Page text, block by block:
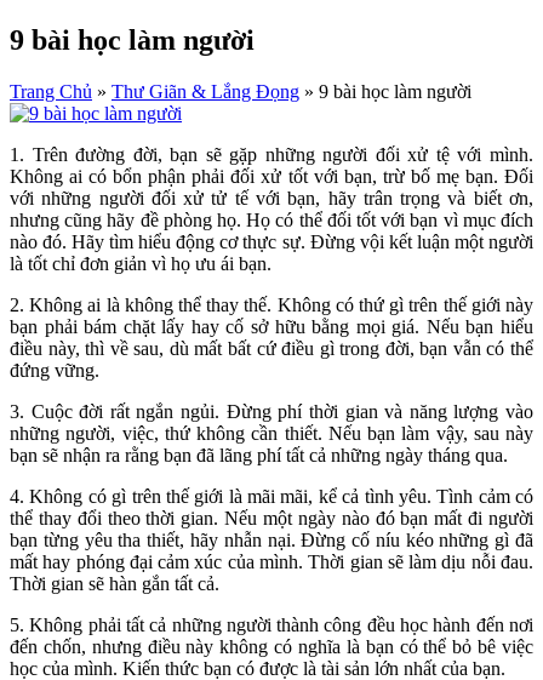
9 bài học làm người
Trang Chủ » Thư Giãn & Lắng Đọng » 9 bài học làm người
1. Trên đường đời, bạn sẽ gặp những người đối xử tệ với mình.
Không ai có bổn phận phải đối xử tốt với bạn, trừ bố mẹ bạn. Đối
với những người đối xử tử tế với bạn, hãy trân trọng và biết ơn,
nhưng cũng hãy đề phòng họ. Họ có thể đối tốt với bạn vì mục đích
nào đó. Hãy tìm hiểu động cơ thực sự. Đừng vội kết luận một người
là tốt chỉ đơn giản vì họ ưu ái bạn.
2. Không ai là không thể thay thế. Không có thứ gì trên thế giới này
bạn phải bám chặt lấy hay cố sở hữu bằng mọi giá. Nếu bạn hiểu
điều này, thì về sau, dù mất bất cứ điều gì trong đời, bạn vẫn có thể
đứng vững.
3. Cuộc đời rất ngắn ngủi. Đừng phí thời gian và năng lượng vào
những người, việc, thứ không cần thiết. Nếu bạn làm vậy, sau này
bạn sẽ nhận ra rằng bạn đã lãng phí tất cả những ngày tháng qua.
4. Không có gì trên thế giới là mãi mãi, kể cả tình yêu. Tình cảm có
thể thay đổi theo thời gian. Nếu một ngày nào đó bạn mất đi người
bạn từng yêu tha thiết, hãy nhẫn nại. Đừng cố níu kéo những gì đã
mất hay phóng đại cảm xúc của mình. Thời gian sẽ làm dịu nỗi đau.
Thời gian sẽ hàn gắn tất cả.
5. Không phải tất cả những người thành công đều học hành đến nơi
đến chốn, nhưng điều này không có nghĩa là bạn có thể bỏ bê việc
học của mình. Kiến thức bạn có được là tài sản lớn nhất của bạn.